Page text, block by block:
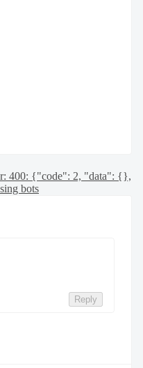
400: {"code": 2, "data": {},
bots
Reply